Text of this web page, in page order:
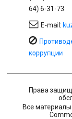
64) 6-31-73
E-mail:
коррупции
Права
Все